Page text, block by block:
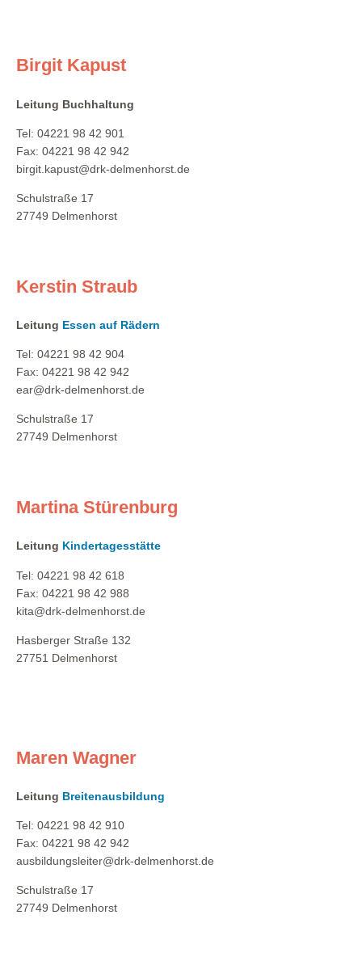
Birgit Kapust
Leitung Buchhaltung
Tel: 04221 98 42 901
Fax: 04221 98 42 942
birgit.kapust@drk-delmenhorst.de
Schulstraße 17
27749 Delmenhorst
Kerstin Straub
Leitung Essen auf Rädern
Tel: 04221 98 42 904
Fax: 04221 98 42 942
ear@drk-delmenhorst.de
Schulstraße 17
27749 Delmenhorst
Martina Stürenburg
Leitung Kindertagesstätte
Tel: 04221 98 42 618
Fax: 04221 98 42 988
kita@drk-delmenhorst.de
Hasberger Straße 132
27751 Delmenhorst
Maren Wagner
Leitung Breitenausbildung
Tel: 04221 98 42 910
Fax: 04221 98 42 942
ausbildungsleiter@drk-delmenhorst.de
Schulstraße 17
27749 Delmenhorst